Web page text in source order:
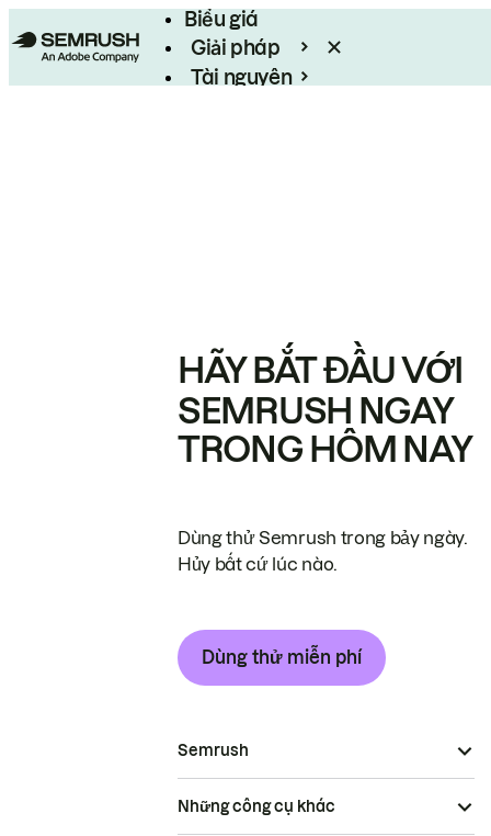
Biểu giá
Giải pháp
Tài nguyên
HÃY BẮT ĐẦU VỚI
SEMRUSH NGAY
TRONG HÔM NAY
Dùng thử Semrush trong bảy ngày.
Hủy bất cứ lúc nào.
Dùng thử miễn phí
Semrush
Những công cụ khác